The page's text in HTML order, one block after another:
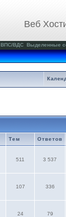
Веб
ВПС/ВДС Выделенные
Тем Ответов
511 3 537
107 336
24 79